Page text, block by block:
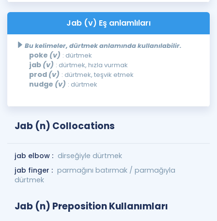
Jab (v) Eş anlamlıları
Bu kelimeler, dürtmek anlamında kullanılabilir.
poke (v) : dürtmek
jab (v) : dürtmek, hızla vurmak
prod (v) : dürtmek, teşvik etmek
nudge (v) : dürtmek
Jab (n) Collocations
jab elbow : dirseğiyle dürtmek
jab finger : parmağını batırmak / parmağıyla
dürtmek
Jab (n) Preposition Kullanımları